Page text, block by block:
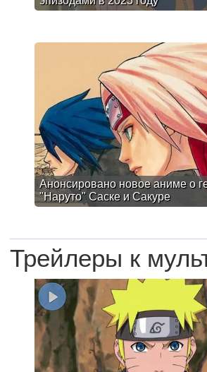
Анонсировано новое аниме о
"Наруто" Саске и Сакуре
Трейлеры к